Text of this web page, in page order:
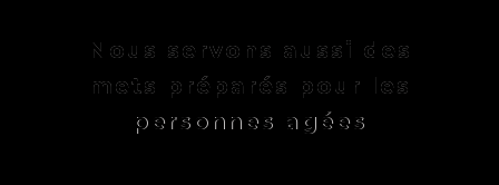
Nous servons aussi des
mets préparés pour les
personnes agées